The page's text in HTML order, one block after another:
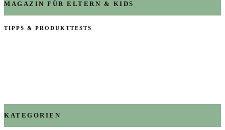
MAGAZIN FÜR ELTERN & KIDS
TIPPS & PRODUKTTESTS
KATEGORIEN